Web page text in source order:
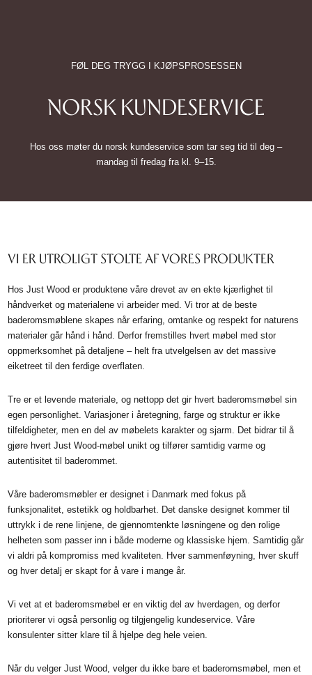
FØL DEG TRYGG I KJØPSPROSESSEN
NORSK KUNDESERVICE
Hos oss møter du norsk kundeservice som tar seg tid til deg –
mandag til fredag fra kl. 9–15.
VI ER UTROLIGT STOLTE AF VORES PRODUKTER
Hos Just Wood er produktene våre drevet av en ekte kjærlighet til
håndverket og materialene vi arbeider med. Vi tror at de beste
baderomsmøblene skapes når erfaring, omtanke og respekt for naturens
materialer går hånd i hånd. Derfor fremstilles hvert møbel med stor
oppmerksomhet på detaljene – helt fra utvelgelsen av det massive
eiketreet til den ferdige overflaten.
Tre er et levende materiale, og nettopp det gir hvert baderomsmøbel sin
egen personlighet. Variasjoner i åretegning, farge og struktur er ikke
tilfeldigheter, men en del av møbelets karakter og sjarm. Det bidrar til å
gjøre hvert Just Wood-møbel unikt og tilfører samtidig varme og
autentisitet til baderommet.
Våre baderomsmøbler er designet i Danmark med fokus på
funksjonalitet, estetikk og holdbarhet. Det danske designet kommer til
uttrykk i de rene linjene, de gjennomtenkte løsningene og den rolige
helheten som passer inn i både moderne og klassiske hjem. Samtidig går
vi aldri på kompromiss med kvaliteten. Hver sammenføyning, hver skuff
og hver detalj er skapt for å vare i mange år.
Vi vet at et baderomsmøbel er en viktig del av hverdagen, og derfor
prioriterer vi også personlig og tilgjengelig kundeservice. Våre
konsulenter sitter klare til å hjelpe deg hele veien.
Når du velger Just Wood, velger du ikke bare et baderomsmøbel, men et